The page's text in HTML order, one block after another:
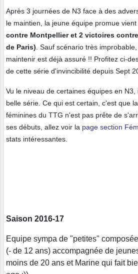
Après 3 journées de N3 face à des
le maintien, la jeune équipe promue
contre Montpellier et 2 victoires
de Paris) . Sauf scénario très
maintenir est déjà assuré !! Profitez ci-
de cette série d'invincibilité depuis Sept
Vu le niveau de certaines équipes en
belle série. Ce qui est certain, c'est que
féminines du TTG n'est pas prête de
ses débuts, allez voir la page section
stats intéressantes.
Saison 2016-17
Equipe sympa de "petites"
(- de 12 ans) accompagnée de
moins de 20 ans et Marine qui fait